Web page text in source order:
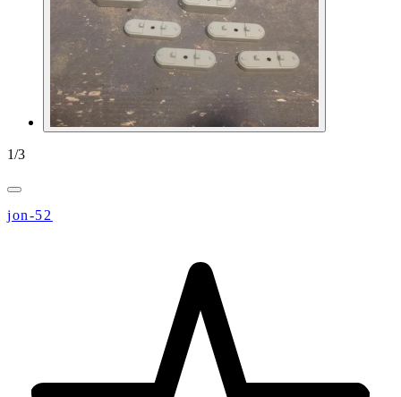
1/3
jon-52